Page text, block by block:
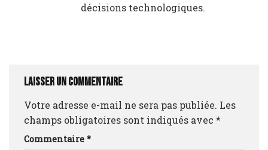
décisions technologiques.
Laisser un commentaire
Votre adresse e-mail ne sera pas publiée. Les
champs obligatoires sont indiqués avec *
Commentaire *